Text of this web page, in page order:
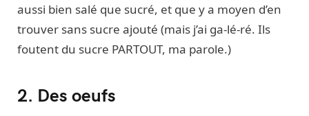
aussi bien salé que sucré, et que y a moyen d’en
trouver sans sucre ajouté (mais j’ai ga-lé-ré. Ils
foutent du sucre PARTOUT, ma parole.)
2. Des oeufs